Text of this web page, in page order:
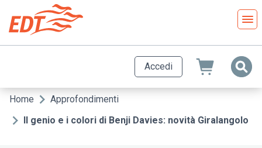
contenuto
principale
Accedi
Briciole
di
Home
Approfondimenti
Il genio e i colori di Benji Davies: novità Giralangolo